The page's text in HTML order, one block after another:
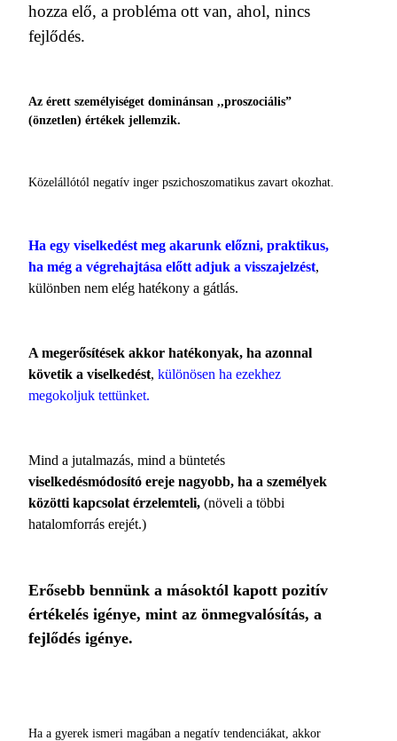
hozza elő, a probléma ott van, ahol, nincs
fejlődés.
Az érett személyiséget dominánsan ,,proszociális”
(önzetlen) értékek jellemzik.
Közelállótól negatív inger pszichoszomatikus zavart okozhat.
Ha egy viselkedést meg akarunk előzni, praktikus,
ha még a végrehajtása előtt adjuk a visszajelzést,
különben nem elég hatékony a gátlás.
A megerősítések akkor hatékonyak, ha azonnal
követik a viselkedést, különösen ha ezekhez
megokoljuk tettünket.
Mind a jutalmazás, mind a büntetés
viselkedésmódosító ereje nagyobb, ha a személyek
közötti kapcsolat érzelemteli, (növeli a többi
hatalomforrás erejét.)
Erősebb bennünk a másoktól kapott pozitív
értékelés igénye, mint az önmegvalósítás, a
fejlődés igénye.
Ha a gyerek ismeri magában a negatív tendenciákat, akkor